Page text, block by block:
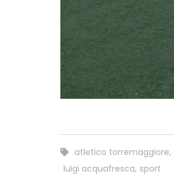
atletico torremaggiore,
luigi acquafresca, sport